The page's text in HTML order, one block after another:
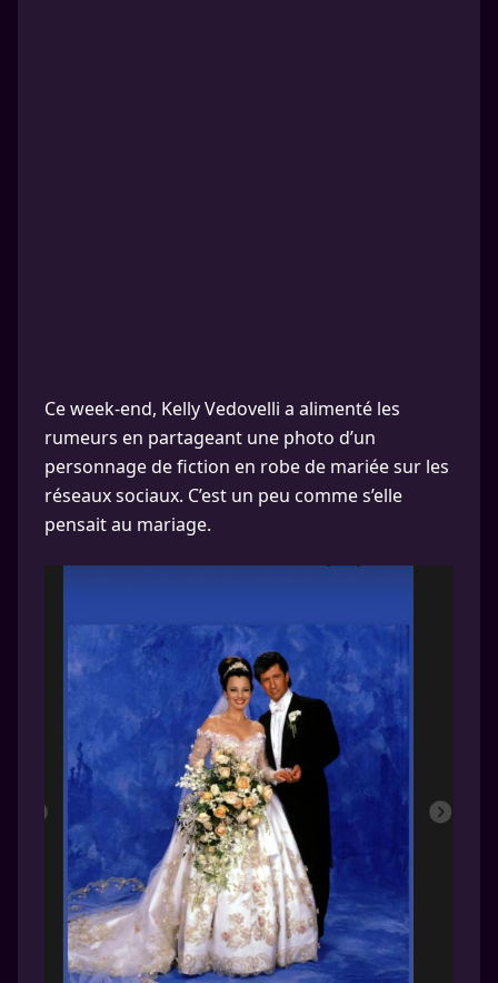
Ce week-end, Kelly Vedovelli a alimenté les
rumeurs en partageant une photo d’un
personnage de fiction en robe de mariée sur les
réseaux sociaux. C’est un peu comme s’elle
pensait au mariage.